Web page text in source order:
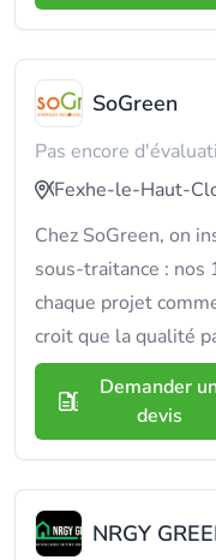
SoGreen
Pas encore
Fexhe-le-Haut-
Chez SoGreen, on
sous-traitance : nos
chaque projet
croit que la qualité
Demander
devis
NRGY